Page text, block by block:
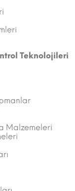
Teknolojileri
Malzemeleri